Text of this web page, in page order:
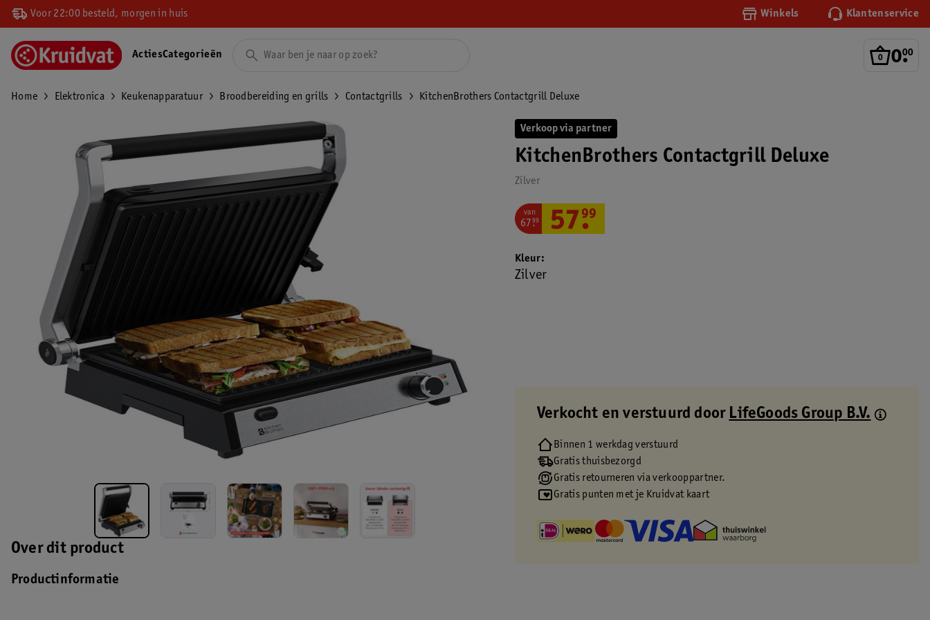
Voor 22:00 besteld, morgen in huis Winkels Klantenservice
0.
00
ActiesCategorieën
Home Elektronica Keukenapparatuur Broodbereiding en grills Contactgrills KitchenBrothers Contactgrill Deluxe
Over dit product
Productinformatie
Verkoop via partner
KitchenBrothers Contactgrill Deluxe
Zilver
van
67.
99 57.
99
Kleur
Zilver
Verkocht en verstuurd door LifeGoods Group B.V.
Binnen 1 werkdag verstuurd
Gratis thuisbezorgd
Gratis retourneren via verkooppartner.
Gratis punten met je Kruidvat kaart